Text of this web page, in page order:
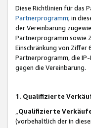
Diese Richtlinien für das
Partnerprogramm; in
der Vereinbarung
Partnerprogramm sowie
Einschränkung von Ziffer
Partnerprogramm, die
gegen die Vereinbarung.
1. Qualifizierte
Qualifizierte
(vorbehaltlich der in